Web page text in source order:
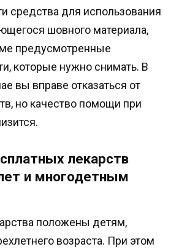
средства для использования
шовного материала,
предусмотренные
которые нужно снимать. В
вы вправе отказаться от
но качество помощи при
лекарств
и многодетным
положены детям,
возраста. При этом